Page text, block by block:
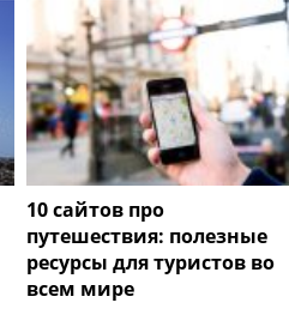
10 сайтов про
путешествия: полезные
ресурсы для туристов во
всем мире